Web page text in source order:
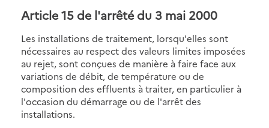
Article 15 de l'arrêté du 3 mai 2000
Les installations de traitement, lorsqu'elles sont
nécessaires au respect des valeurs limites imposées
au rejet, sont conçues de manière à faire face aux
variations de débit, de température ou de
composition des effluents à traiter, en particulier à
l'occasion du démarrage ou de l'arrêt des
installations.